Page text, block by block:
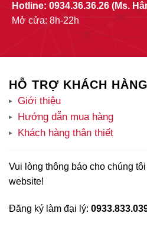
Hotline: 0934.36.36.26 (Ms.
Mở cửa: 8h-22h
HỖ TRỢ KHÁCH HÀNG
Giới thiệu
Hướng dẫn mua hàng
Khách hàng thân thiết
Vui lòng thông báo cho chúng
website!
Đăng ký làm đại lý: